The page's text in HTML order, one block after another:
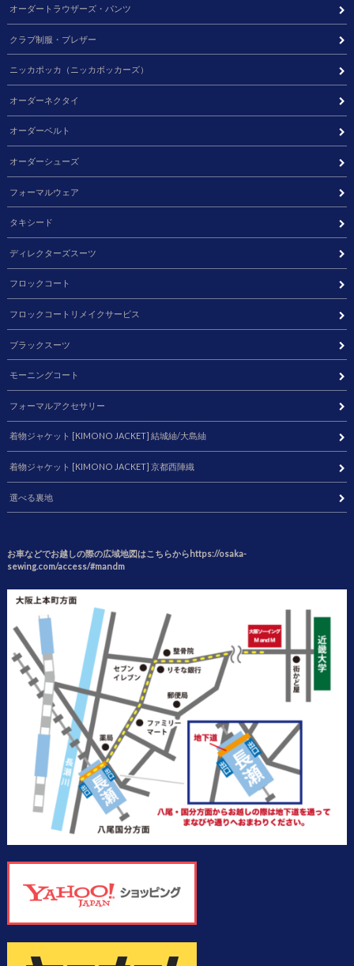
オーダートラウザーズ・パンツ
クラブ制服・ブレザー
ニッカポッカ（ニッカボッカーズ）
オーダーネクタイ
オーダーベルト
オーダーシューズ
フォーマルウェア
タキシード
ディレクターズスーツ
フロックコート
フロックコートリメイクサービス
ブラックスーツ
モーニングコート
フォーマルアクセサリー
着物ジャケット [KIMONO JACKET] 結城紬/大島紬
着物ジャケット [KIMONO JACKET] 京都西陣織
選べる裏地
お車などでお越しの際の広域地図はこちらからhttps://osaka-
sewing.com/access/#mandm